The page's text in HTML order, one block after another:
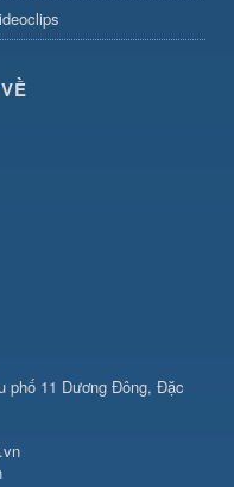
phố 11 Dương Đông, Đặc